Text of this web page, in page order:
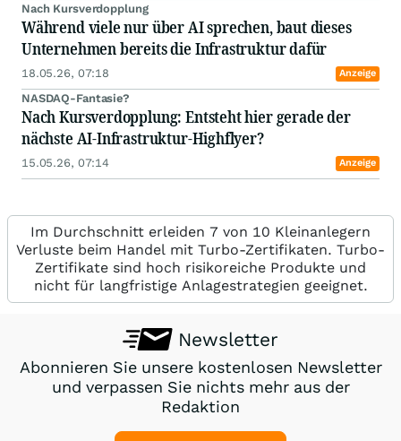
Nach Kursverdopplung
Während viele nur über AI sprechen, baut dieses
Unternehmen bereits die Infrastruktur dafür
18.05.26, 07:18 Anzeige
NASDAQ-Fantasie?
Nach Kursverdopplung: Entsteht hier gerade der
nächste AI-Infrastruktur-Highflyer?
15.05.26, 07:14 Anzeige
Im Durchschnitt erleiden 7 von 10 Kleinanlegern
Verluste beim Handel mit Turbo-Zertifikaten. Turbo-
Zertifikate sind hoch risikoreiche Produkte und
nicht für langfristige Anlagestrategien geeignet.
Newsletter
Abonnieren Sie unsere kostenlosen Newsletter
und verpassen Sie nichts mehr aus der
Redaktion